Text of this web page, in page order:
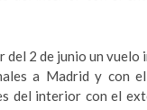
2 de junio un vuelo
a Madrid y con
del interior con el